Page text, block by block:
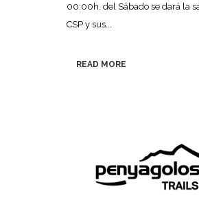
00:00h. del Sábado se dará la
CSP y sus...
READ MORE